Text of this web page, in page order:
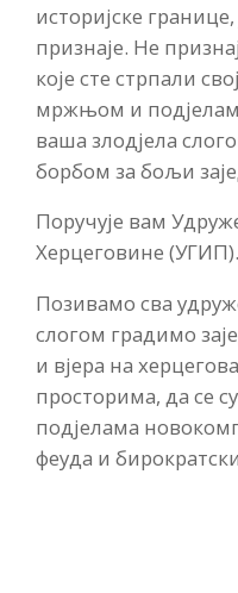
историјске
признаје. Не
које сте стрпали
мржњом и
ваша злодјела
борбом за бољи
Поручује вам
Херцеговине (УГИП).
Позивамо сва
слогом градимо
и вјера на
просторима, да се
подјелама
феуда и